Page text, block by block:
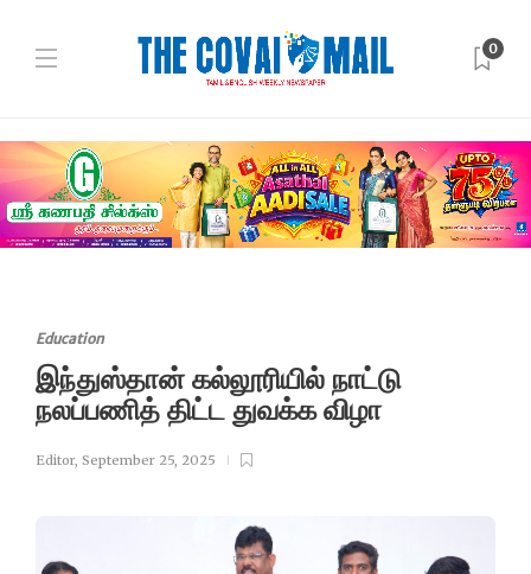
0
Education
இந்துஸ்தான் கல்லூரியில் நாட்டு
நலப்பணித் திட்ட துவக்க விழா
Editor, September 25, 2025